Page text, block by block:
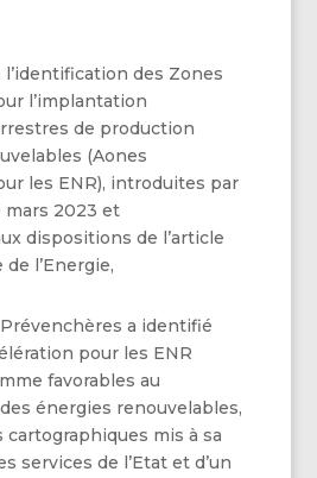
l’identification des Zones
l’implantation
de production
(Aones
les ENR), introduites par
mars 2023 et
dispositions de l’article
de l’Energie,
a identifié
pour les ENR
favorables au
énergies renouvelables,
cartographiques mis à sa
services de l’Etat et d’un